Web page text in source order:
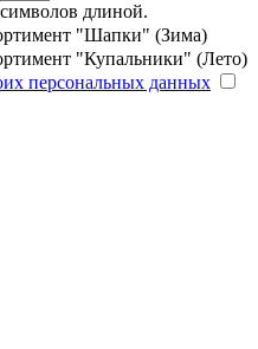
длиной.
"Шапки" (Зима)
"Купальники" (Лето)
персональных данных